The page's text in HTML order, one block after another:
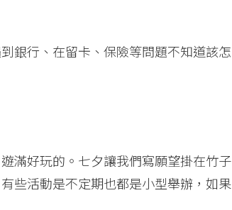
銀行、在留卡、保險等問題不知道該怎
滿好玩的。七夕讓我們寫願望掛在竹子
些活動是不定期也都是小型舉辦，如果